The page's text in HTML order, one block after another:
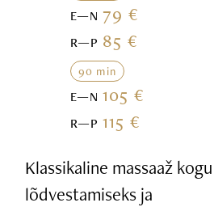
E—N 79 €
R—P 85 €
90 min
E—N105 €
R—P115 €
Klassikaline massaaž
lõdvestamiseks ja